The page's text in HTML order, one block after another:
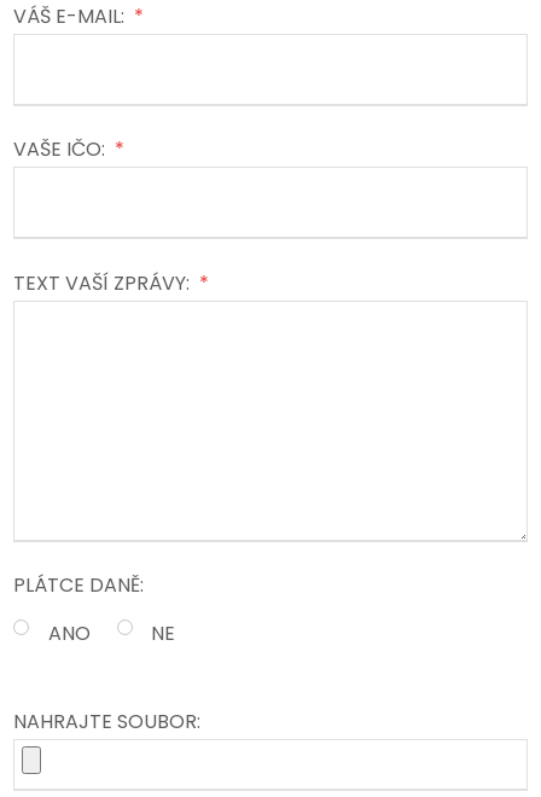
VÁŠ E-MAIL: *
VAŠE IČO: *
TEXT VAŠÍ ZPRÁVY: *
PLÁTCE DANĚ:
ANOANO NE NE
NAHRAJTE SOUBOR: